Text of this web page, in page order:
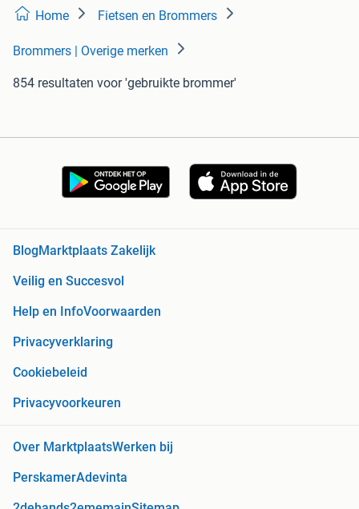
Home Fietsen en Brommers
Brommers | Overige merken
854 resultaten voor 'gebruikte brommer'
BlogMarktplaats Zakelijk
Veilig en Succesvol
Help en InfoVoorwaarden
Privacyverklaring
Cookiebeleid
Privacyvoorkeuren
Over MarktplaatsWerken bij
PerskamerAdevinta